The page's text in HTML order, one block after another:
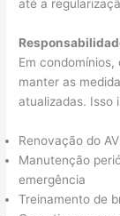
até a
Em
manter as
atualizadas. Isso
Renovação do
Manutenção
emergência
Treinamento de